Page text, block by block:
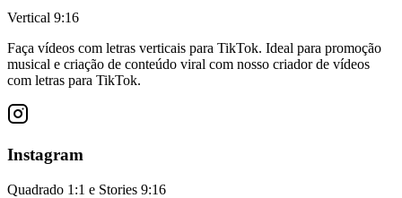
Vertical 9:16
Faça vídeos com letras verticais para TikTok. Ideal para promoção
musical e criação de conteúdo viral com nosso criador de vídeos
com letras para TikTok.
Instagram
Quadrado 1:1 e Stories 9:16